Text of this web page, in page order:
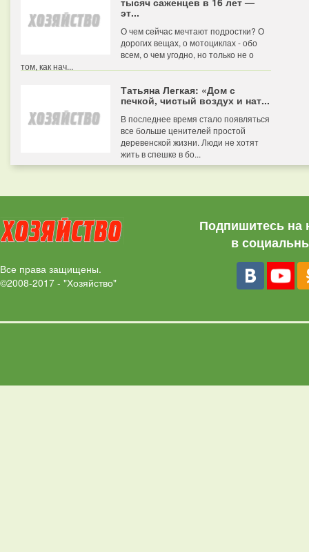
эт...
О чем сейчас мечтают подростки? О
дорогих вещах, о мотоциклах - обо
всем, о чем угодно, но только не о
том, как нач...
Татьяна Легкая: «Дом с
печкой, чистый воздух и нат...
В последнее время стало появляться
все больше ценителей простой
деревенской жизни. Люди не хотят
жить в спешке в бо...
Все права защищены.
©2008-2017 - "Хозяйство"
Подпишитесь на
в